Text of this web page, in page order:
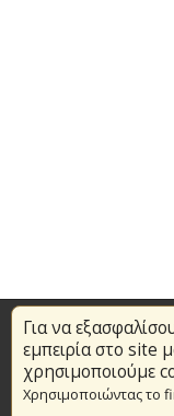
Για να
εμπειρία στο site
χρησιμοποιούμε
Χρησιμοποιώντας το
Επικαιρότητα
Το Πυροσβεστικό